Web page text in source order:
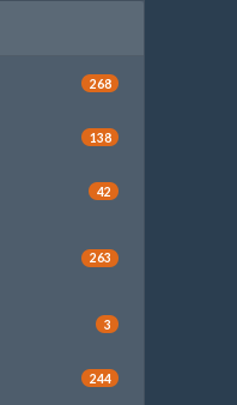
268
138
42
263
3
244